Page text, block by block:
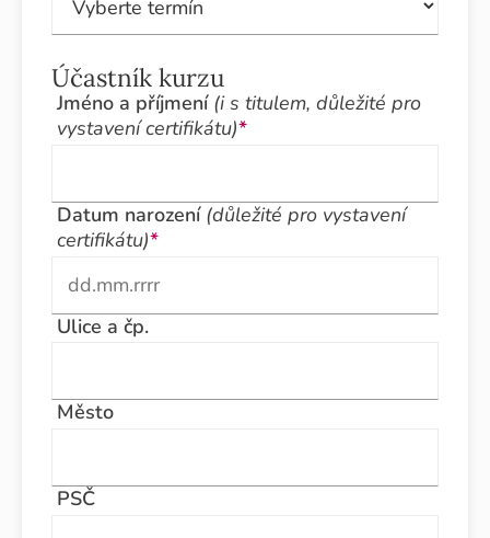
Účastník kurzu
Jméno a příjmení (i s titulem, důležité pro
vystavení certifikátu)*
Datum narození (důležité pro vystavení
certifikátu)*
Ulice a čp.
Město
PSČ